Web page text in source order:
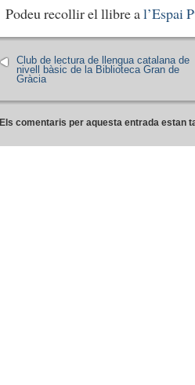
Podeu recollir el llibre al’Espai
Club de lectura de llengua catalana de
nivell bàsic de la Biblioteca Gran de
Gràcia
Els comentaris per aquesta entrada estan